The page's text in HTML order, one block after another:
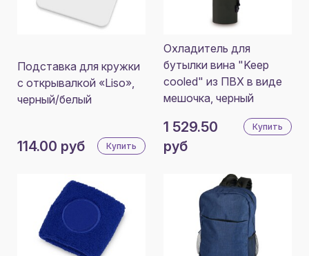
Подставка для кружки
с открывалкой «Liso»,
черный/белый
114.00 руб Купить
Охладитель для
бутылки вина "Keep
cooled" из ПВХ в виде
мешочка, черный
1 529.50
руб
Купить